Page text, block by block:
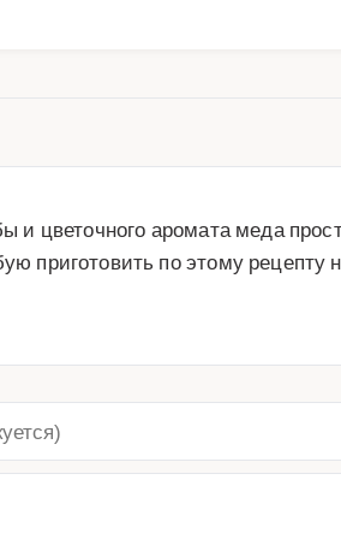
цветочного аромата меда
приготовить по этому рецепту